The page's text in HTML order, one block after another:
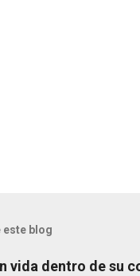
este blog
vida dentro de su